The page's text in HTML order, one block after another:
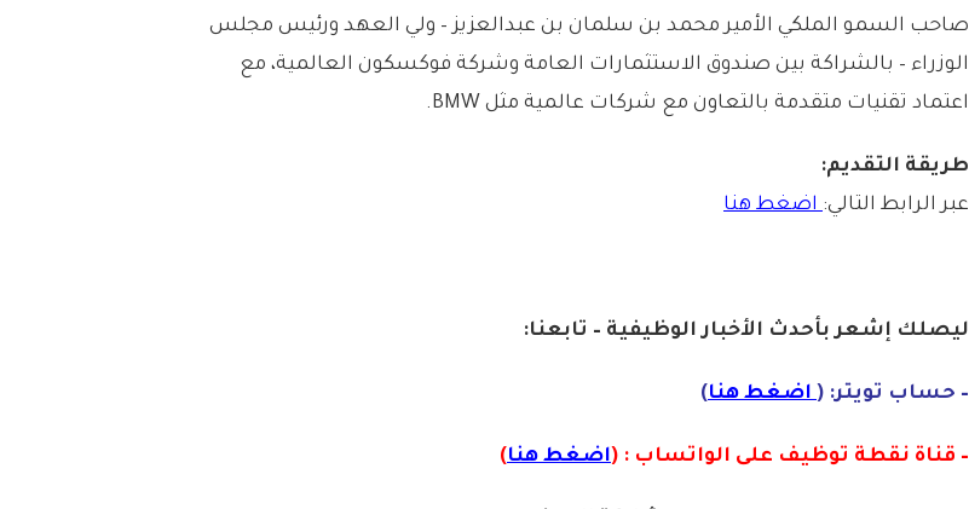
صاحب السمو الملكي الأمير محمد بن سلمان بن عبدالعزيز – ولي العهد ورئيس مجلس
الوزراء – بالشراكة بين صندوق الاستثمارات العامة وشركة فوكسكون العالمية، مع
اعتماد تقنيات متقدمة بالتعاون مع شركات عالمية مثل BMW.
طريقة التقديم:
عبر الرابط التالي:اضغط هنا
ليصلك إشعربأحدث الأخبار الوظيفية – تابعنا:
– حساب تويتر: (اضغط هنا)
– قناة نقطة توظيف على الواتساب : (اضغط هنا)